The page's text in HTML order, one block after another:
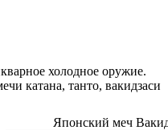
холодное оружие.
катана, танто, вакидзаси
Японский меч